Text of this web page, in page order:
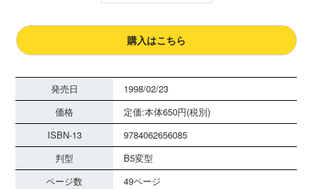
購入はこちら
発売日
1998/02/23
価格
定価:本体650円(税別)
ISBN-13
9784062656085
判型
B5変型
ページ数
49ページ